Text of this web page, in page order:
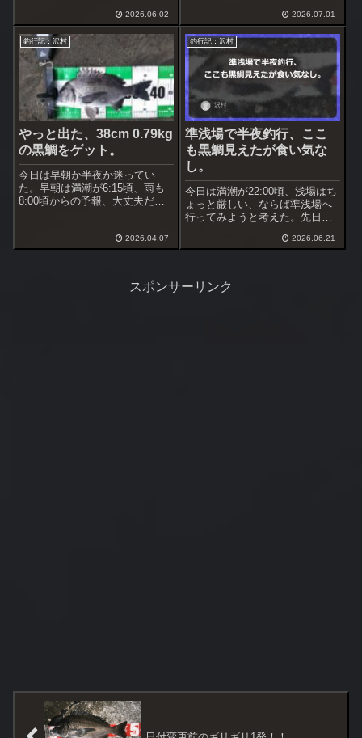
る地磯、うねりが高くても出来
る場所を選択。昨年はここでア
オサで黒鯛が釣れた。
2026.06.02
めた。まずはこの時期の実績場
へ行く。あ～やっぱり刺し網が
あった。ポイントを囲まれて
る。これは無理だ、移動を決
断。
2026.07.01
釣行記：沢村
やっと出た、38cm 0.79kg
の黒鯛をゲット。
今日は早朝か半夜か迷ってい
た。早朝は満潮が6:15頃、雨も
8:00頃からの予報、大丈夫だろ
重いけれど頑張って歩く。2026.04.07
釣行記：沢村
準浅場で半夜釣行、ここ
も黒鯛見えたが食い気な
し。
今日は満潮が22:00頃、浅場はち
ょっと厳しい、ならば準浅場へ
行ってみようと考えた。先日は
時は網は無かった。最悪、網が
2026.06.21
スポンサーリンク